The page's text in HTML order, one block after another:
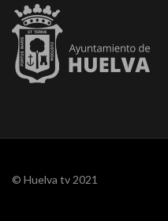
© Huelva tv 2021